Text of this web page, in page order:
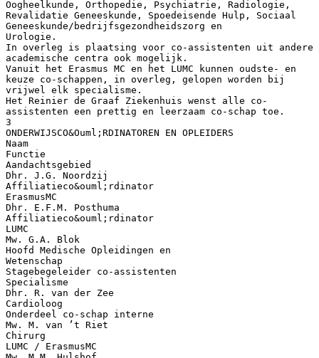
Oogheelkunde, Orthopedie, Psychiatrie, Radiologie,
Revalidatie Geneeskunde, Spoedeisende Hulp, Sociaal
Geneeskunde/bedrijfsgezondheidszorg en
Urologie.
In overleg is plaatsing voor co-assistenten uit andere
academische centra ook mogelijk.
Vanuit het Erasmus MC en het LUMC kunnen oudste- en
keuze co-schappen, in overleg, gelopen worden bij
vrijwel elk specialisme.
Het Reinier de Graaf Ziekenhuis wenst alle co-
assistenten een prettig en leerzaam co-schap toe.
3
ONDERWIJSCO&Ouml;RDINATOREN EN OPLEIDERS
Naam
Functie
Aandachtsgebied
Dhr. J.G. Noordzij
Affiliatieco&ouml;rdinator
ErasmusMC
Dhr. E.F.M. Posthuma
Affiliatieco&ouml;rdinator
LUMC
Mw. G.A. Blok
Hoofd Medische Opleidingen en
Wetenschap
Stagebegeleider co-assistenten
Specialisme
Dhr. R. van der Zee
Cardioloog
Onderdeel co-schap interne
Mw. M. van ’t Riet
Chirurg
LUMC / ErasmusMC